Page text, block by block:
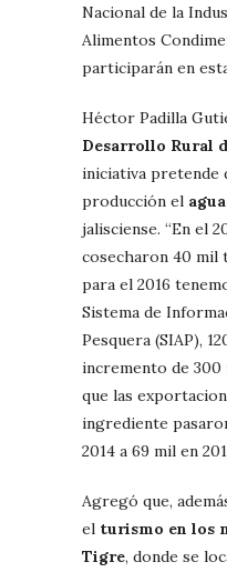
Nacional de la
Alimentos
participarán en
Héctor Padilla
Desarrollo Rural
iniciativa pretende
producción el
jalisciense. “En el
cosecharon 40 mil
para el 2016
Sistema de
Pesquera (SIAP),
incremento de 300
que las
ingrediente
2014 a 69 mil en
Agregó que,
el turismo en los
Tigre, donde se